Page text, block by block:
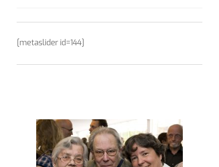
[metaslider id=144]